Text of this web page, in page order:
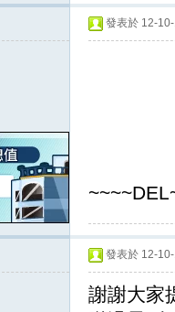
發表於 12-
發表於 12-
謝謝大家